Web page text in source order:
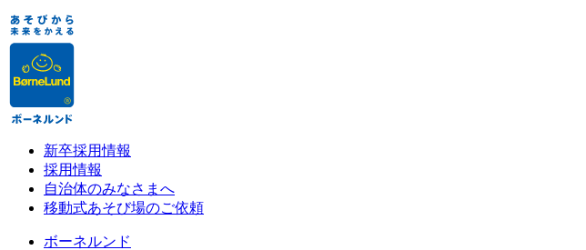
新卒採用情報
採用情報
自治体のみなさまへ
移動式あそび場のご依頼
ボーネルンド